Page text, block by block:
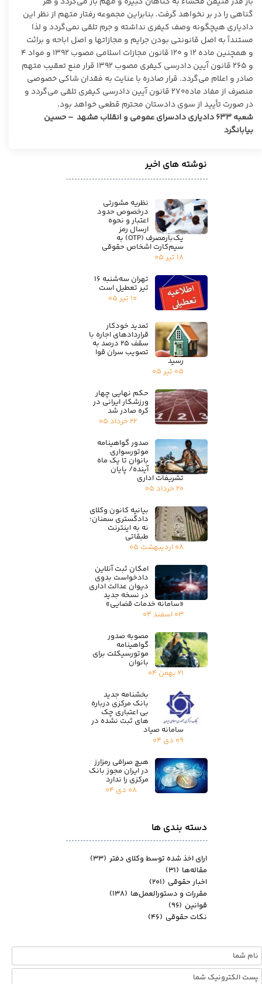
گناهی را در بر نخواهد گرفت. بنابراین مجموعه رفتار متهم از نظر این
دادیاری هیچگونه وصف کیفری نداشته و جرم تلقی نمی‌گردد و لذا
مستنداً به اصل قانونتی بودن جرایم و مجازاتها و اصل اباحه و برائت
و همچنین ماده ۱۲ و ۱۲۰ قانون مجازات اسلامی مصوب ۱۳۹۲ و مواد ۴
و ۲۶۵ قانون آیین دادرسی کیفری مصوب ۱۳۹۲ قرار منع تعقیب متهم
صادر و اعلام می‌گردد. قرار صادره با عنایت به فقدان شاکی خصوصی
منصرف از مفاد ماده۲۷۰ قانون آیین دادرسی کیفری تلقی می‌گردد و
در صورت تأیید از سوی دادستان محترم قطعی خواهد بود.
شعبه ۶۳۳ دادیاری دادسرای عمومی و انقلاب مشهد – حسین
بیابانگرد
نوشته های اخیر
دسته بندی ها
نظریه مشورتی
درخصوص حدود
اعتبار و نحوه
ارسال رمز
یک‌بارمصرف (OTP) به
سیم‌کارت اشخاص حقوقی
۱۸ تیر ۰۵
تهران سه‌شنبه ۱۶
تیر تعطیل است
۱۰ تیر ۰۵
تمدید خودکار
قراردادهای اجاره با
سقف ۲۵ درصد به
تصویب سران قوا
رسید
۰۵ تیر ۰۵
حکم نهایی چهار
ورزشکار ایرانی در
کره صادر شد
۲۲ خرداد ۰۵
صدور گواهینامه
موتورسواری
بانوان تا یک ماه
آینده/ پایان
تشریفات اداری
۲۰ خرداد ۰۵
بیانیه کانون وکلای
دادگستری سمنان؛
نه به اینترنت
طبقاتی
۰۸ اردیبهشت ۰۵
امکان ثبت آنلاین
دادخواست بدوی
دیوان عدالت اداری
در نسخه جدید
«سامانه خدمات قضایی»
۰۳ اسفند ۰۴
مصوبه صدور
گواهینامه
موتورسیکلت برای
بانوان
۲۱ بهمن ۰۴
بخشنامه جدید
بانک مرکزی درباره
بی اعتباری چک
های ثبت نشده در
سامانه صیاد
۰۹ دی ۰۴
هیچ صرافی رمزارز
در ایران مجوز بانک
مرکزی را ندارد
۰۸ دی ۰۴
ارای اخذ شده توسط وکلای دفتر (۳۳)
مقاله‌ها (۳۱)
اخبار حقوقی (۲۰۱)
مقررات و دستورالعمل‌ها (۱۳۸)
قوانین (۹۶)
نکات حقوقی (۴۶)